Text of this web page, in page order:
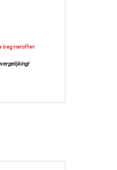
beginstoffen